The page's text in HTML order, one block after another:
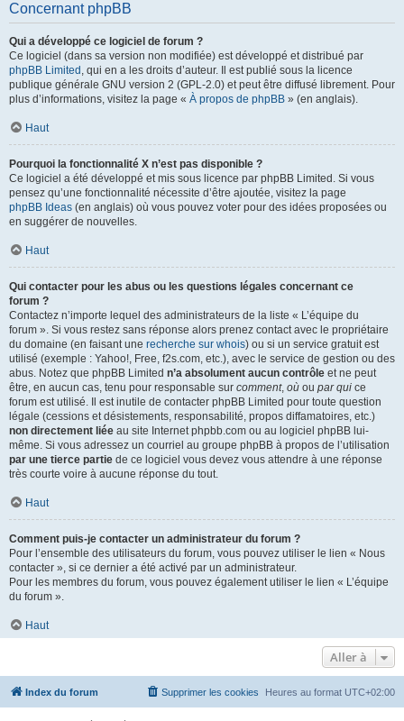
Concernant phpBB
Qui a développé ce logiciel de forum ?
Ce logiciel (dans sa version non modifiée) est développé et distribué par
phpBB Limited , qui en a les droits d’auteur. Il est publié sous la licence
publique générale GNU version 2 (GPL-2.0) et peut être diffusé librement. Pour
plus d’informations, visitez la page « À propos de phpBB » (en anglais).
Haut
Pourquoi la fonctionnalité X n’est pas disponible ?
Ce logiciel a été développé et mis sous licence par phpBB Limited. Si vous
pensez qu’une fonctionnalité nécessite d’être ajoutée, visitez la page
phpBB Ideas (en anglais) où vous pouvez voter pour des idées proposées ou
en suggérer de nouvelles.
Haut
Qui contacter pour les abus ou les questions légales concernant ce
forum ?
Contactez n’importe lequel des administrateurs de la liste « L’équipe du
forum ». Si vous restez sans réponse alors prenez contact avec le propriétaire
du domaine (en faisant une recherche sur whois) ou si un service gratuit est
utilisé (exemple : Yahoo!, Free, f2s.com, etc.), avec le service de gestion ou des
abus. Notez que phpBB Limited n’a absolument aucun contrôle et ne peut
être, en aucun cas, tenu pour responsable sur comment, où ou par qui ce
forum est utilisé. Il est inutile de contacter phpBB Limited pour toute question
légale (cessions et désistements, responsabilité, propos diffamatoires, etc.)
non directement liée au site Internet phpbb.com ou au logiciel phpBB lui-
même. Si vous adressez un courriel au groupe phpBB à propos de l’utilisation
par une tierce partie de ce logiciel vous devez vous attendre à une réponse
très courte voire à aucune réponse du tout.
Haut
Comment puis-je contacter un administrateur du forum ?
Pour l’ensemble des utilisateurs du forum, vous pouvez utiliser le lien « Nous
contacter », si ce dernier a été activé par un administrateur.
Pour les membres du forum, vous pouvez également utiliser le lien « L’équipe
du forum ».
Haut
Aller à
Index du forum Heures au format UTC+02:00
Supprimer les cookies